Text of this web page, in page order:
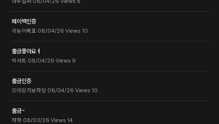
페이백인증
귀농이목표·08/04/26·Views 10
출금좋아요ㅕ
빅샤트·08/04/26·Views 9
출금인증
으아앙가보자잉·08/04/26·Views 10
출금~
하핫·08/03/26·Views 14